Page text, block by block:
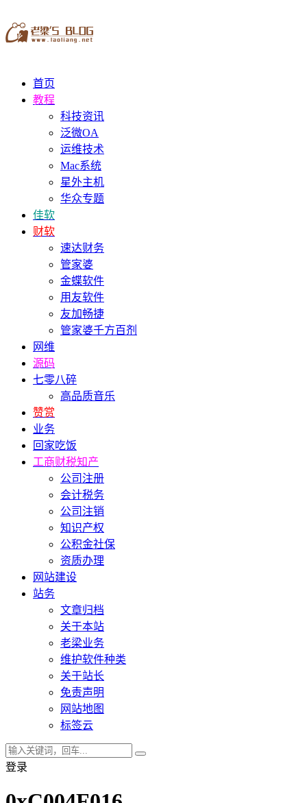
首页
教程
科技资讯
泛微OA
运维技术
Mac系统
星外主机
华众专题
佳软
财软
速达财务
管家婆
金蝶软件
用友软件
友加畅捷
管家婆千方百剂
网维
源码
七零八碎
高品质音乐
赞赏
业务
回家吃饭
工商财税知产
公司注册
会计税务
公司注销
知识产权
公积金社保
资质办理
网站建设
站务
文章归档
关于本站
老梁业务
维护软件种类
关于站长
免责声明
网站地图
标签云
登录